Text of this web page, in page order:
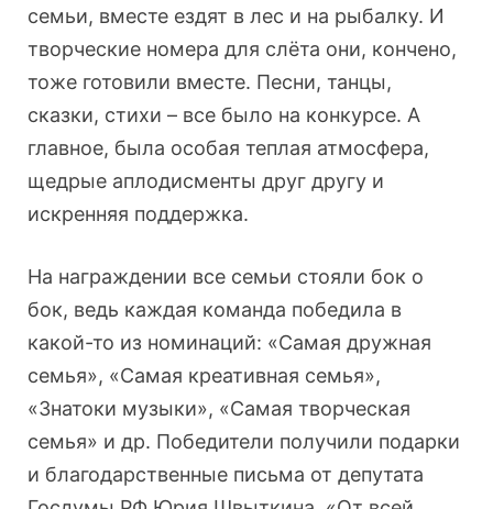
семьи, вместе ездят в лес и на рыбалку. И
творческие номера для слёта они, кончено,
тоже готовили вместе. Песни, танцы,
сказки, стихи – все было на конкурсе. А
главное, была особая теплая атмосфера,
щедрые аплодисменты друг другу и
искренняя поддержка.
На награждении все семьи стояли бок о
бок, ведь каждая команда победила в
какой-то из номинаций: «Самая дружная
семья», «Самая креативная семья»,
«Знатоки музыки», «Самая творческая
семья» и др. Победители получили подарки
и благодарственные письма от депутата